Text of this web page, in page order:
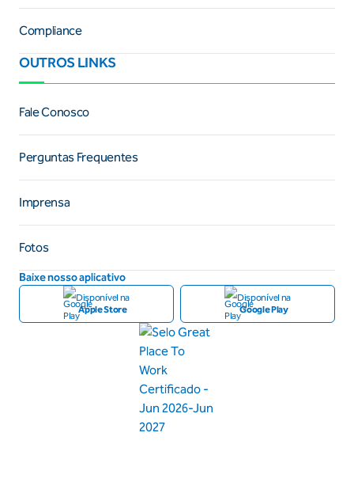
Compliance
OUTROS LINKS
Fale Conosco
Perguntas Frequentes
Imprensa
Fotos
Baixe nosso aplicativo
Disponível na
Apple Store
Disponível na
Google Play